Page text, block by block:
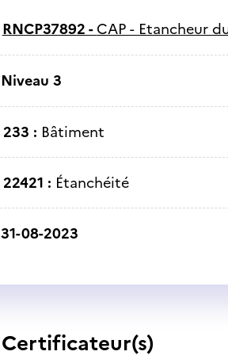
RNCP37892 -CAP - Etancheur
Niveau 3
233 : Bâtiment
22421 : Étanchéité
31-08-2023
Certificateur(s)